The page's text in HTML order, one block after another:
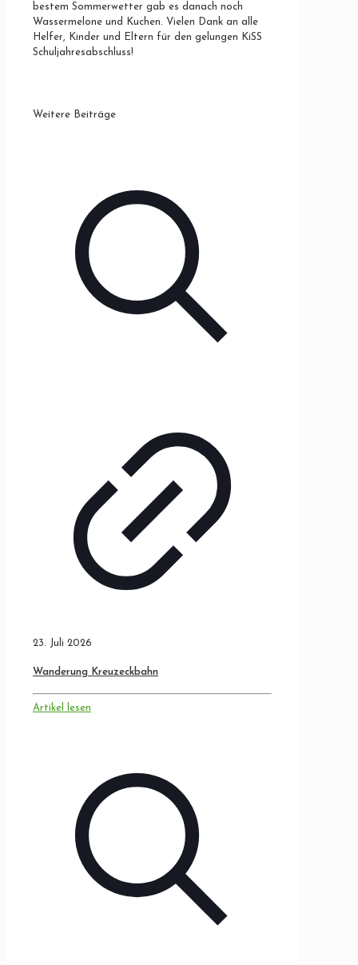
bestem Sommerwetter gab es danach noch
Wassermelone und Kuchen. Vielen Dank an alle
Helfer, Kinder und Eltern für den gelungen KiSS
Schuljahresabschluss!
Weitere Beiträge
23. Juli 2026
Wanderung Kreuzeckbahn
Artikel lesen